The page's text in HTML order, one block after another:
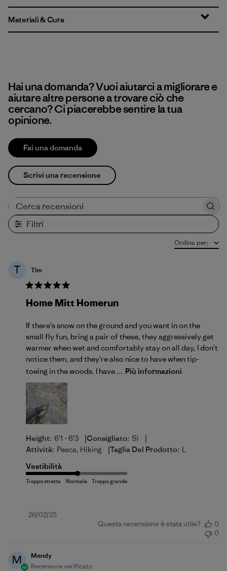
Materiali & Cura
Hai una domanda? Vuoi aiutarci a migliorare e
aiutare altre persone a trovare ciò che
cercano? Ci piacerebbe sentire la tua
opinione.
Fai una domanda
Scrivi una recensione
Filtri
Ordina per:
T Tim
Home Mitt Homerun
If there's snow on the ground and you want in on the
small fly fun, bring a pair of these, they aggressively get
warmer when wet and comfortably stay on all day, I don't
notice them, and they're also nice to have when tip-
toeing in the woods. I have ... Più informazioni
Height: 6'1 - 6'3 |Consigliato: Si |
Attività: Pesca, Hiking |Taglia Del Prodotto: L
Vestibilità
Data
26/02/25
Questa recensione è stata utile?
0
0
M
Mendy
Recensore verificato